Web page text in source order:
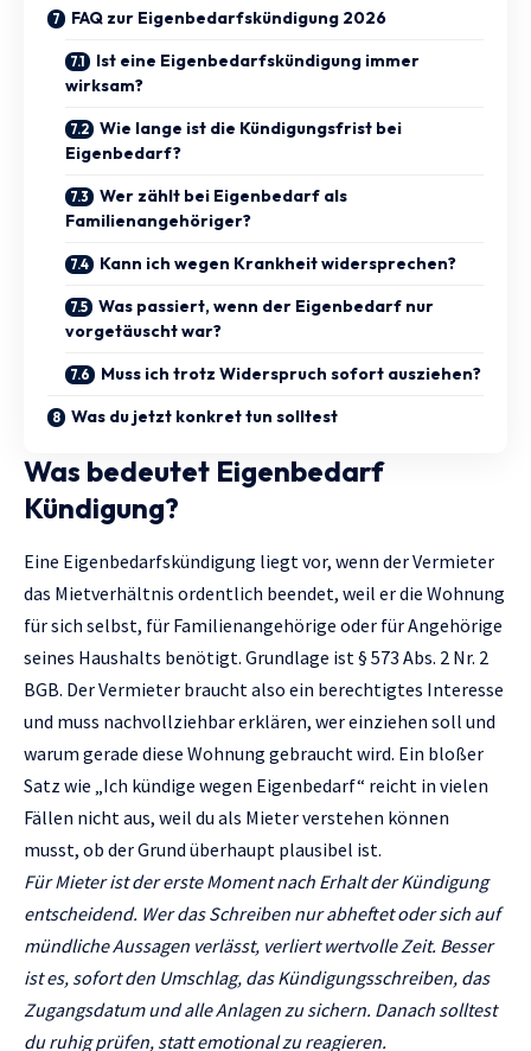
FAQ zur Eigenbedarfskündigung 2026
Ist eine Eigenbedarfskündigung immer
wirksam?
Wie lange ist die Kündigungsfrist bei
Eigenbedarf?
Wer zählt bei Eigenbedarf als
Familienangehöriger?
Kann ich wegen Krankheit widersprechen?
Was passiert, wenn der Eigenbedarf nur
vorgetäuscht war?
Muss ich trotz Widerspruch sofort ausziehen?
Was du jetzt konkret tun solltest
Was bedeutet Eigenbedarf
Kündigung?
Eine Eigenbedarfskündigung liegt vor, wenn der Vermieter
das Mietverhältnis ordentlich beendet, weil er die Wohnung
für sich selbst, für Familienangehörige oder für Angehörige
seines Haushalts benötigt. Grundlage ist § 573 Abs. 2 Nr. 2
BGB. Der Vermieter braucht also ein berechtigtes Interesse
und muss nachvollziehbar erklären, wer einziehen soll und
warum gerade diese Wohnung gebraucht wird. Ein bloßer
Satz wie „Ich kündige wegen Eigenbedarf“ reicht in vielen
Fällen nicht aus, weil du als Mieter verstehen können
musst, ob der Grund überhaupt plausibel ist.
Für Mieter ist der erste Moment nach Erhalt der Kündigung
entscheidend. Wer das Schreiben nur abheftet oder sich auf
mündliche Aussagen verlässt, verliert wertvolle Zeit. Besser
ist es, sofort den Umschlag, das Kündigungsschreiben, das
Zugangsdatum und alle Anlagen zu sichern. Danach solltest
du ruhig prüfen, statt emotional zu reagieren.